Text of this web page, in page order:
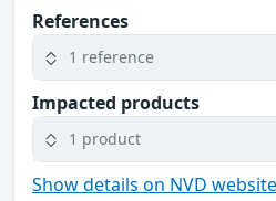
References
1 reference
Impacted products
1 product
Show details on NVD website